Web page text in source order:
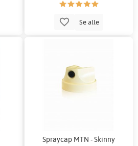
Se alle
Spraycap MTN - Skinny